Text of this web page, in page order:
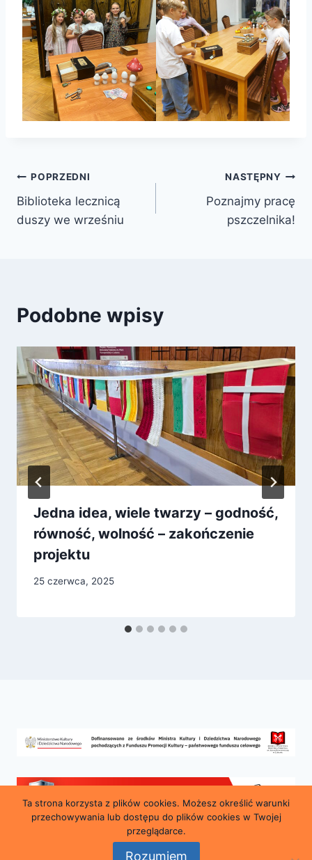
Nawigacja
wpisu
POPRZEDNI
Biblioteka lecznicą
duszy we wrześniu
NASTĘPNY
Poznajmy pracę
pszczelnika!
Podobne wpisy
Jedna idea, wiele twarzy – godność,
równość, wolność – zakończenie
projektu
25 czerwca, 2025
Ta strona korzysta z plików cookies. Możesz określić warunki
przechowywania lub dostępu do plików cookies w Twojej
przeglądarce.
Rozumiem